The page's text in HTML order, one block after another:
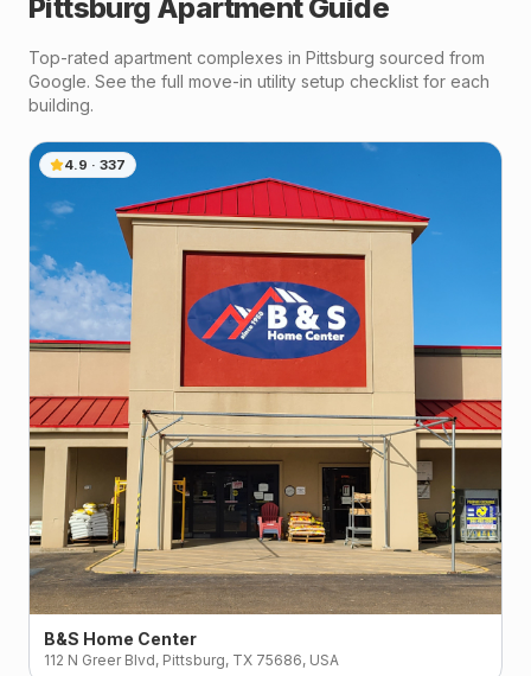
Pittsburg Apartment Guide
Top-rated apartment complexes in Pittsburg sourced from
Google. See the full move-in utility setup checklist for each
building.
4.9 · 337
B&S Home Center
112 N Greer Blvd, Pittsburg, TX 75686, USA